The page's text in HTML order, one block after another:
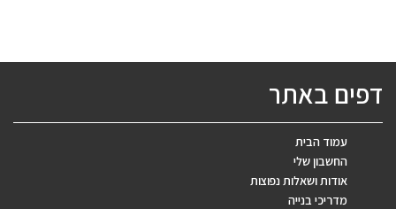
דפים באתר
עמוד הבית
החשבון שלי
אודות ושאלות נפוצות
מדריכי בנייה